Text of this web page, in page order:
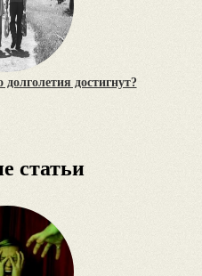
долголетия достигнут?
статьи